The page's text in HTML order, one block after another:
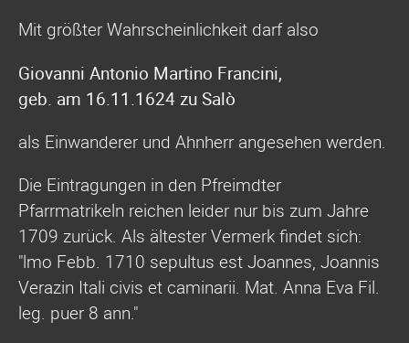
Mit größter Wahrscheinlichkeit darf also
Giovanni Antonio Martino Francini,
geb. am 16.11.1624 zu Salò
als Einwanderer und Ahnherr angesehen werden.
Die Eintragungen in den Pfreimdter
Pfarrmatrikeln reichen leider nur bis zum Jahre
1709 zurück. Als ältester Vermerk findet sich:
"lmo Febb. 1710 sepultus est Joannes, Joannis
Verazin Itali civis et caminarii. Mat. Anna Eva Fil.
leg. puer 8 ann."